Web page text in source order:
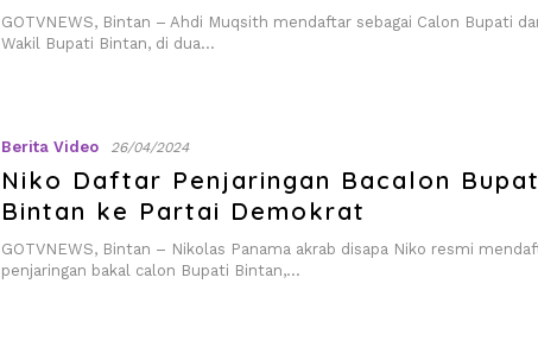
GOTVNEWS, Bintan – Ahdi Muqsith mendaftar sebagai Calon Bupati
Wakil Bupati Bintan, di dua…
Berita Video 26/04/2024
Niko Daftar Penjaringan Bacalon
Bintan ke Partai Demokrat
GOTVNEWS, Bintan – Nikolas Panama akrab disapa Niko resmi
penjaringan bakal calon Bupati Bintan,…